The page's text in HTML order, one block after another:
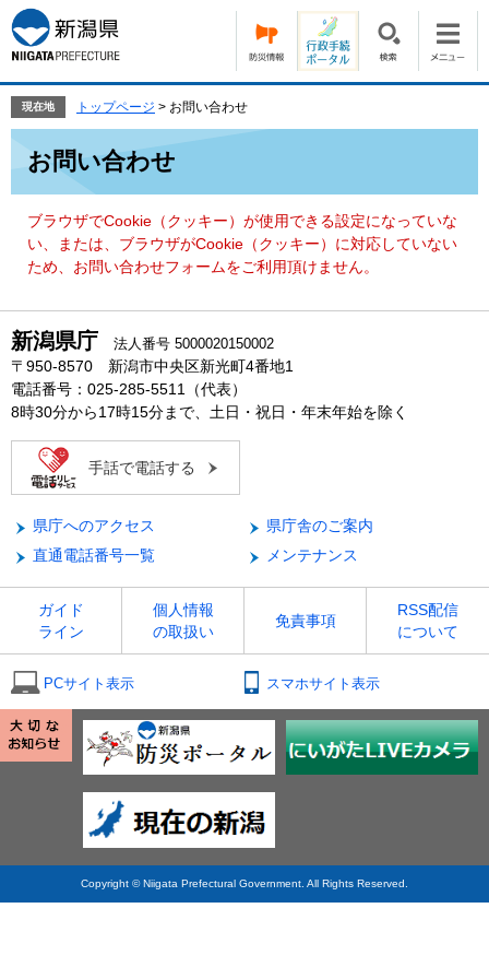
ー
ジ
の
頭
す。
ニ
ュ
ー
飛
て
現在地 トップページ > お問い合わせ
お問い合わせ
ブラウザでCookie（クッキー）が使用できる設定になっていな
い、または、ブラウザがCookie（クッキー）に対応していない
ため、お問い合わせフォームをご利用頂けません。
新潟県庁 法人番号 5000020150002
〒950-8570 新潟市中央区新光町4番地1
電話番号：025-285-5511（代表）
8時30分から17時15分まで、土日・祝日・年末年始を除く
手話で電話する
県庁へのアクセス
県庁舎のご案内
直通電話番号一覧
メンテナンス
ガイド
ライン
個人情報
の取扱い
免責事項
RSS配信
について
PCサイト表示 スマホサイト表示
Copyright © Niigata Prefectural Government. All Rights Reserved.